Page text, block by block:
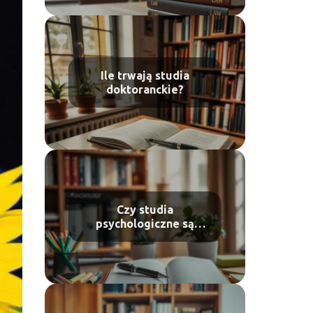
Ile trwają studia
doktoranckie?
Czy studia
psychologiczne są
trudne?